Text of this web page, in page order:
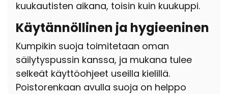
kuukautisten aikana, toisin kuin kuukuppi.
Käytännöllinen ja hygieeninen
Kumpikin suoja toimitetaan oman
säilytyspussin kanssa, ja mukana tulee
selkeät käyttöohjeet useilla kielillä.
Poistorenkaan avulla suoja on helppo